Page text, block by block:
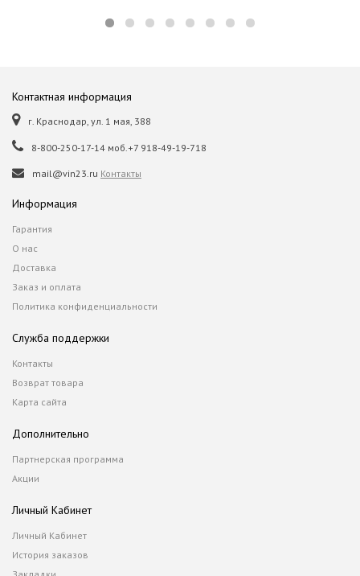
Контактная информация
г. Краснодар, ул. 1 мая, 388
8-800-250-17-14 моб.+7 918-49-19-718
mail@vin23.ru Контакты
Информация
Гарантия
О нас
Доставка
Заказ и оплата
Политика конфиденциальности
Служба поддержки
Контакты
Возврат товара
Карта сайта
Дополнительно
Партнерская программа
Акции
Личный Кабинет
Личный Кабинет
История заказов